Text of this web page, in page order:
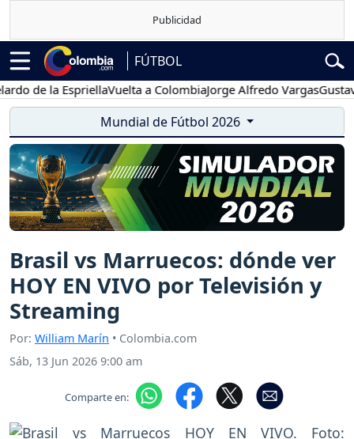
FÚTBOL
la EspriellaVuelta a ColombiaJorge Alfredo VargasGustavo
Mundial de Fútbol 2026
Brasil vs Marruecos: dónde ver
HOY EN VIVO por Televisión y
Streaming
Por: William Marín • Colombia.com
Sáb, 13 Jun 2026 9:00 am
Comparte en: